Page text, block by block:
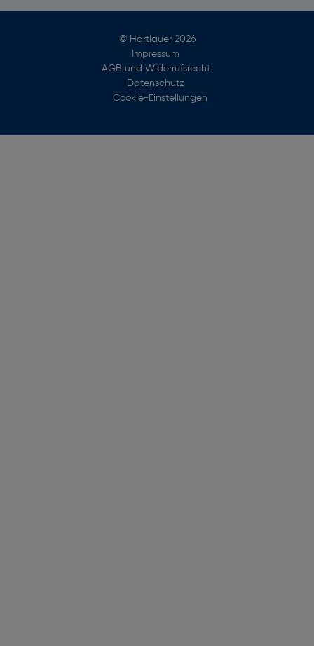
© Hartlauer 2026
Impressum
AGB und Widerrufsrecht
Datenschutz
Cookie-Einstellungen